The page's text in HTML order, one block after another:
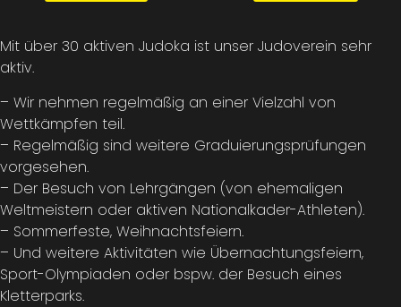
Mit über 30 aktiven Judoka ist unser Judoverein sehr
aktiv.
– Wir nehmen regelmäßig an einer Vielzahl von
Wettkämpfen teil.
– Regelmäßig sind weitere Graduierungsprüfungen
vorgesehen.
– Der Besuch von Lehrgängen (von ehemaligen
Weltmeistern oder aktiven Nationalkader-Athleten).
– Sommerfeste, Weihnachtsfeiern.
– Und weitere Aktivitäten wie Übernachtungsfeiern,
Sport-Olympiaden oder bspw. der Besuch eines
Kletterparks.